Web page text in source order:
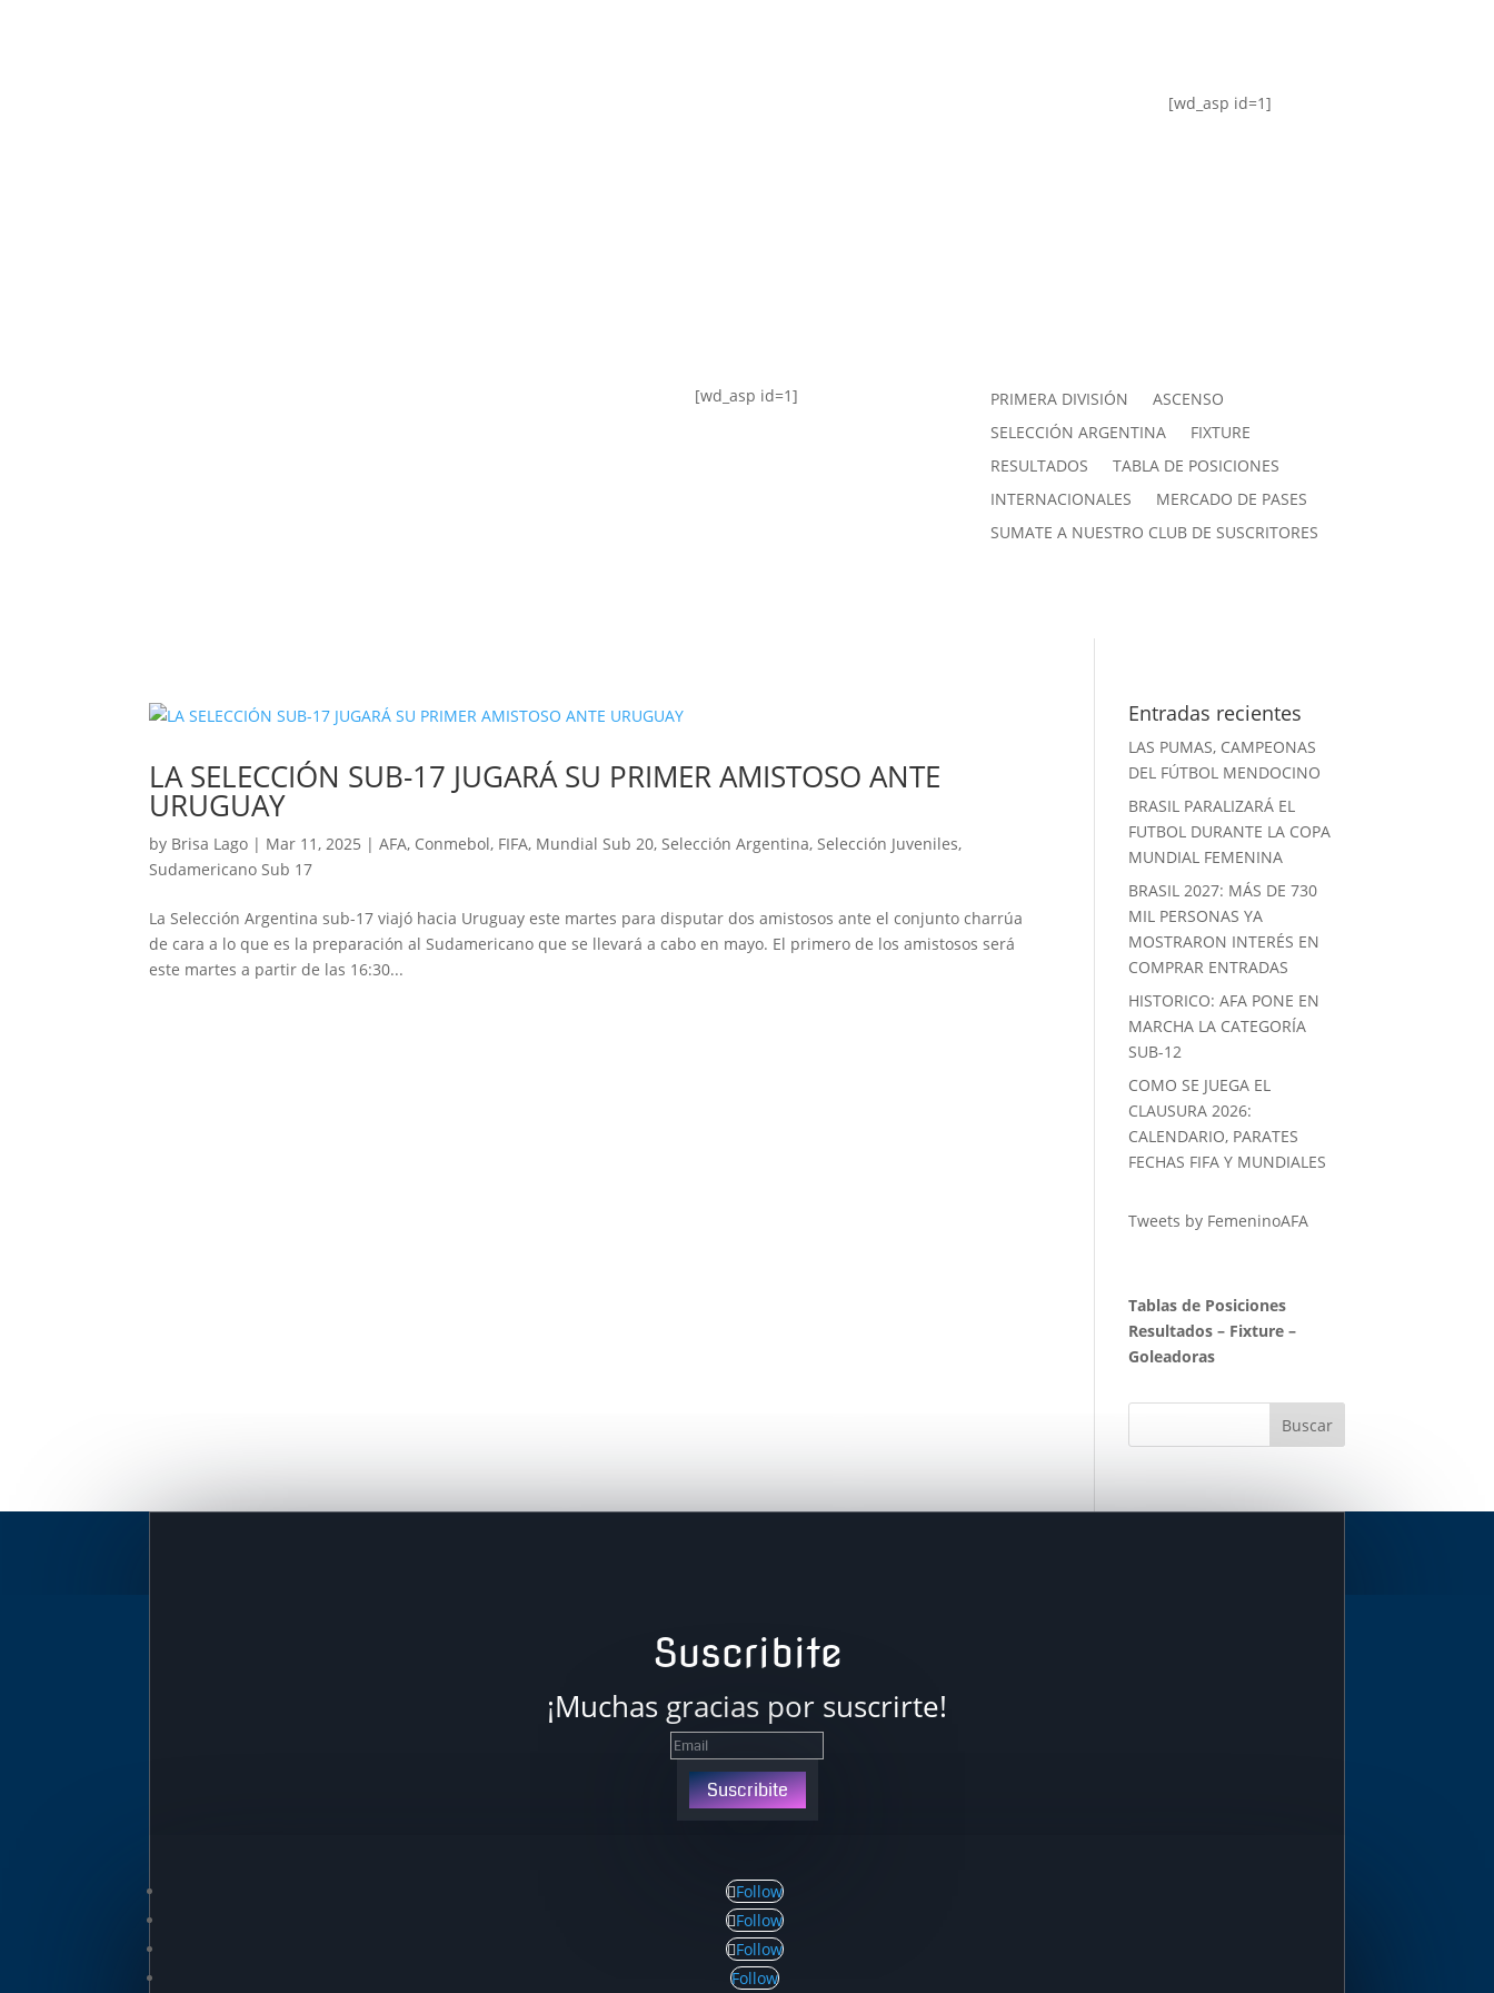
[wd_asp id=1]
[wd_asp id=1] PRIMERA DIVISIÓN
ASCENSO
SELECCIÓN ARGENTINA
FIXTURE
RESULTADOS
TABLA DE POSICIONES
INTERNACIONALES
MERCADO DE PASES
SUMATE A NUESTRO CLUB DE SUSCRITORES
LA SELECCIÓN SUB-17 JUGARÁ SU PRIMER AMISTOSO ANTE
URUGUAY
by Brisa Lago | Mar 11, 2025 |AFA, Conmebol, FIFA, Mundial Sub 20,Selección Argentina,Selección Juveniles,
Sudamericano Sub 17
La Selección Argentina sub-17 viajó hacia Uruguay este martes para disputar dos amistosos ante el conjunto charrúa
de cara a lo que es la preparación al Sudamericano que se llevará a cabo en mayo. El primero de los amistosos será
este martes a partir de las 16:30...
Entradas recientes
LAS PUMAS, CAMPEONAS
DEL FÚTBOL MENDOCINO
BRASIL PARALIZARÁ EL
FUTBOL DURANTE LA COPA
MUNDIAL FEMENINA
BRASIL 2027: MÁS DE 730
MIL PERSONAS YA
MOSTRARON INTERÉS EN
COMPRAR ENTRADAS
HISTORICO: AFA PONE EN
MARCHA LA CATEGORÍA
SUB-12
COMO SE JUEGA EL
CLAUSURA 2026:
CALENDARIO, PARATES
FECHAS FIFA Y MUNDIALES
Tweets by FemeninoAFA
Tablas de Posiciones
Resultados – Fixture –
Goleadoras
Suscribite
¡Muchas gracias por suscrirte!
Suscribite
Follow
Follow
Follow
Follow